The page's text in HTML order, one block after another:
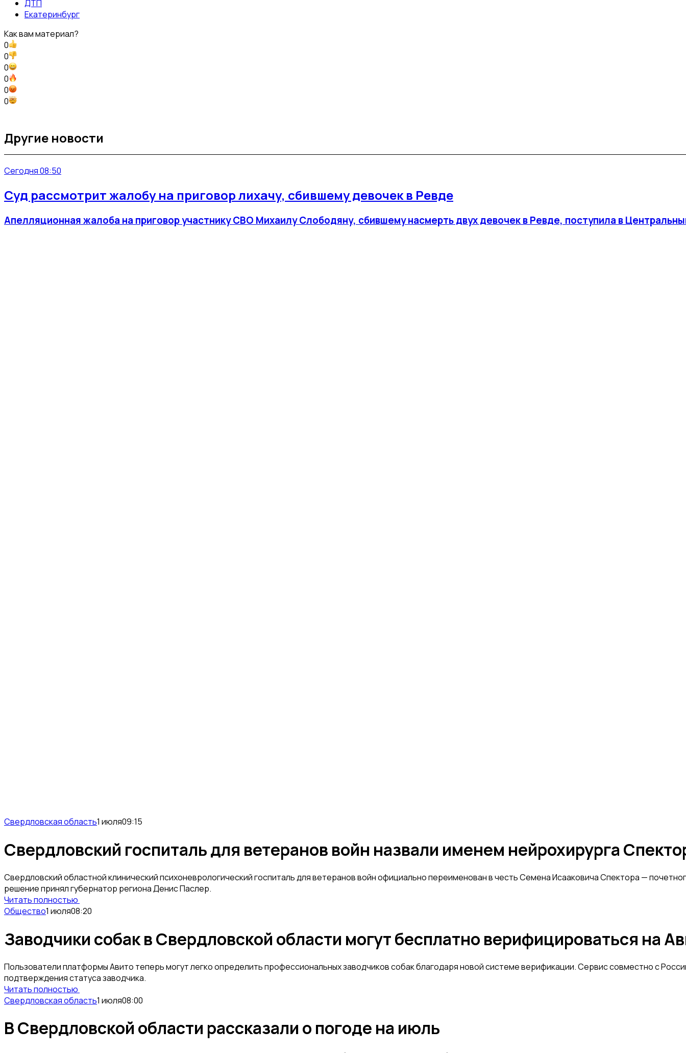
ДТП
Екатеринбург
Как вам материал?
0
0
0
0
0
0
Другие новости
Сегодня 08:50
Суд рассмотрит жалобу на приговор лихачу, сбившему девочек в Ревде
Апелляционная жалоба на приговор участнику СВО Михаилу Слободяну, сбившему насмерть двух девочек в Ревде, поступила в
Свердловская область1 июля09:15
Свердловский госпиталь для ветеранов войн назвали именем нейрохирурга
Свердловский областной клинический психоневрологический госпиталь для ветеранов войн официально переименован в честь Семена Исааковича Спектора —
решение принял губернатор региона Денис Паслер.
Читать полностью
Общество1 июля08:20
Заводчики собак в Свердловской области могут бесплатно верифицироваться на
Пользователи платформы Авито теперь могут легко определить профессиональных заводчиков собак благодаря новой системе верификации. Сервис совместно с
подтверждения статуса заводчика.
Читать полностью
Свердловская область1 июля08:00
В Свердловской области рассказали о погоде на июль